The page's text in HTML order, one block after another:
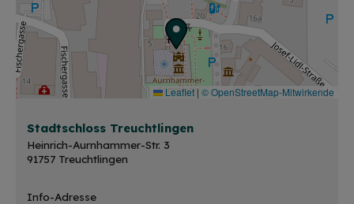
Leaflet | © OpenStreetMap-Mitwirkende
Stadtschloss Treuchtlingen
Heinrich-Aurnhammer-Str. 3
91757 Treuchtlingen
Info-Adresse